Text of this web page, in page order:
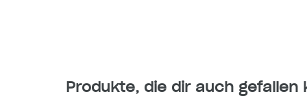
Produkte, die dir auch gefallen